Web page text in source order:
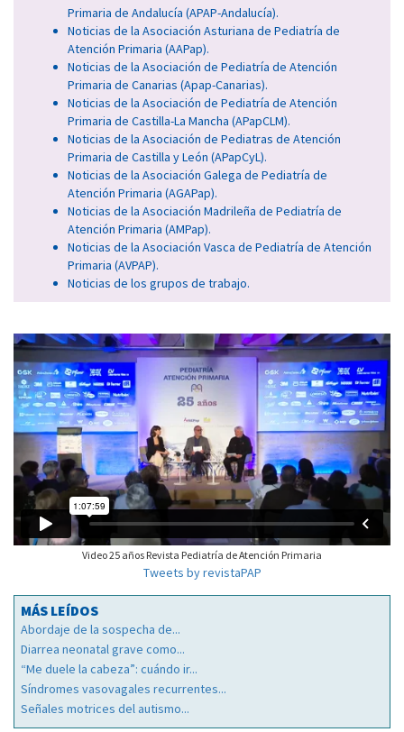
Primaria de Andalucía (APAP-Andalucía).
Noticias de la Asociación Asturiana de Pediatría de
Atención Primaria (AAPap).
Noticias de la Asociación de Pediatría de Atención
Primaria de Canarias (Apap-Canarias).
Noticias de la Asociación de Pediatría de Atención
Primaria de Castilla-La Mancha (APapCLM).
Noticias de la Asociación de Pediatras de Atención
Primaria de Castilla y León (APapCyL).
Noticias de la Asociación Galega de Pediatría de
Atención Primaria (AGAPap).
Noticias de la Asociación Madrileña de Pediatría de
Atención Primaria (AMPap).
Noticias de la Asociación Vasca de Pediatría de Atención
Primaria (AVPAP).
Noticias de los grupos de trabajo.
Video 25 años Revista Pediatría de Atención Primaria
Tweets by revistaPAP
MÁS LEÍDOS
Abordaje de la sospecha de...
Diarrea neonatal grave como...
“Me duele la cabeza”: cuándo ir...
Síndromes vasovagales recurrentes...
Señales motrices del autismo...